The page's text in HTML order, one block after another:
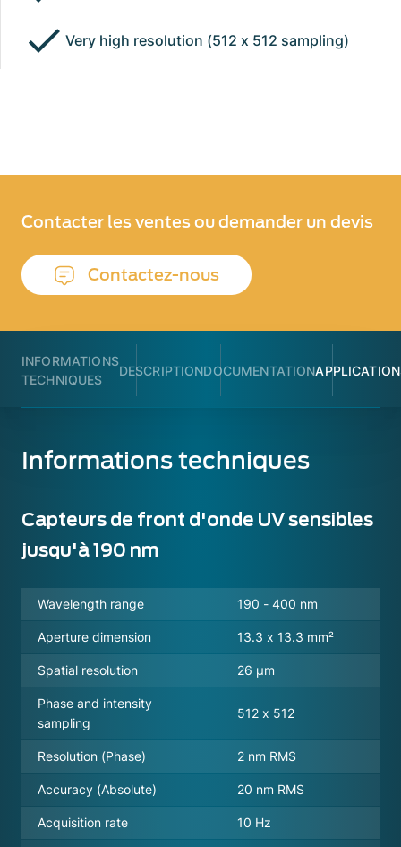
Very high resolution (512 x 512 sampling)
Contacter les ventes ou demander un devis
Contactez-nous
INFORMATIONS
TECHNIQUES
DESCRIPTIONDOCUMENTATION
Informations techniques
Capteurs de front d'onde UV sensibles
jusqu'à 190 nm
Wavelength range 190 - 400 nm
Aperture dimension 13.3 x 13.3 mm²
Spatial resolution 26 µm
Phase and intensity
sampling
512 x 512
Resolution (Phase) 2 nm RMS
Accuracy (Absolute) 20 nm RMS
Acquisition rate 10 Hz